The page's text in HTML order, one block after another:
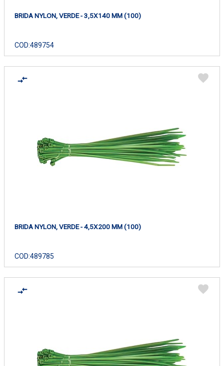
BRIDA NYLON, VERDE - 3,5X140 MM (100)
COD:489754
BRIDA NYLON, VERDE - 4,5X200 MM (100)
COD:489785